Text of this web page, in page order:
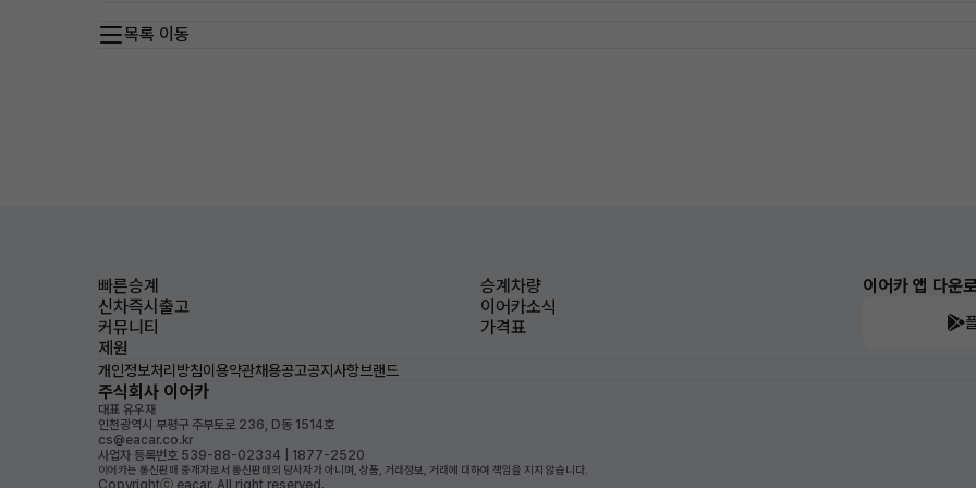
목록 이동
빠른승계
승계차량
신차즉시출고
이어카소식
커뮤니티
가격표
제원
이어카 앱 다운
개인정보처리방침이용약관채용공고공지사항브랜드
주식회사 이어카
대표 유우재
인천광역시 부평구 주부토로 236, D동 1514호
cs@eacar.co.kr
사업자 등록번호 539-88-02334 | 1877-2520
이어카는 통신판매 중개자로서 통신판매의 당사자가 아니며, 상품, 거래정보, 거래에 대하여 책임을 지지 않습니다.
Copyrightⓒ eacar. All right reserved.